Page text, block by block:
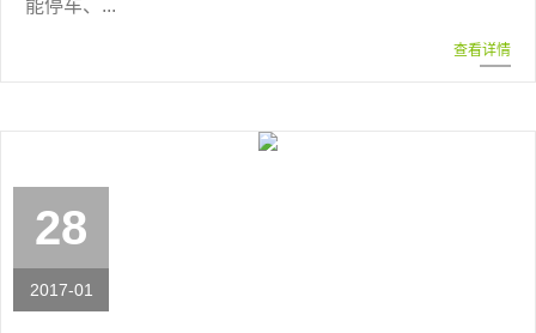
能停车、...
查看详情
28
2017-01